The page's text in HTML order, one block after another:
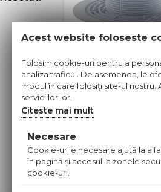
APV201 ALCA
Vezi
Acest website foloseste
Folosim cookie-uri pentru a
analiza traficul. De asemenea, le
modul în care folosiți site-ul
serviciilor lor.
Citeste mai mult
Necesare
Cookie-urile necesare ajută la a
în pagină şi accesul la zonele
cookie-uri.